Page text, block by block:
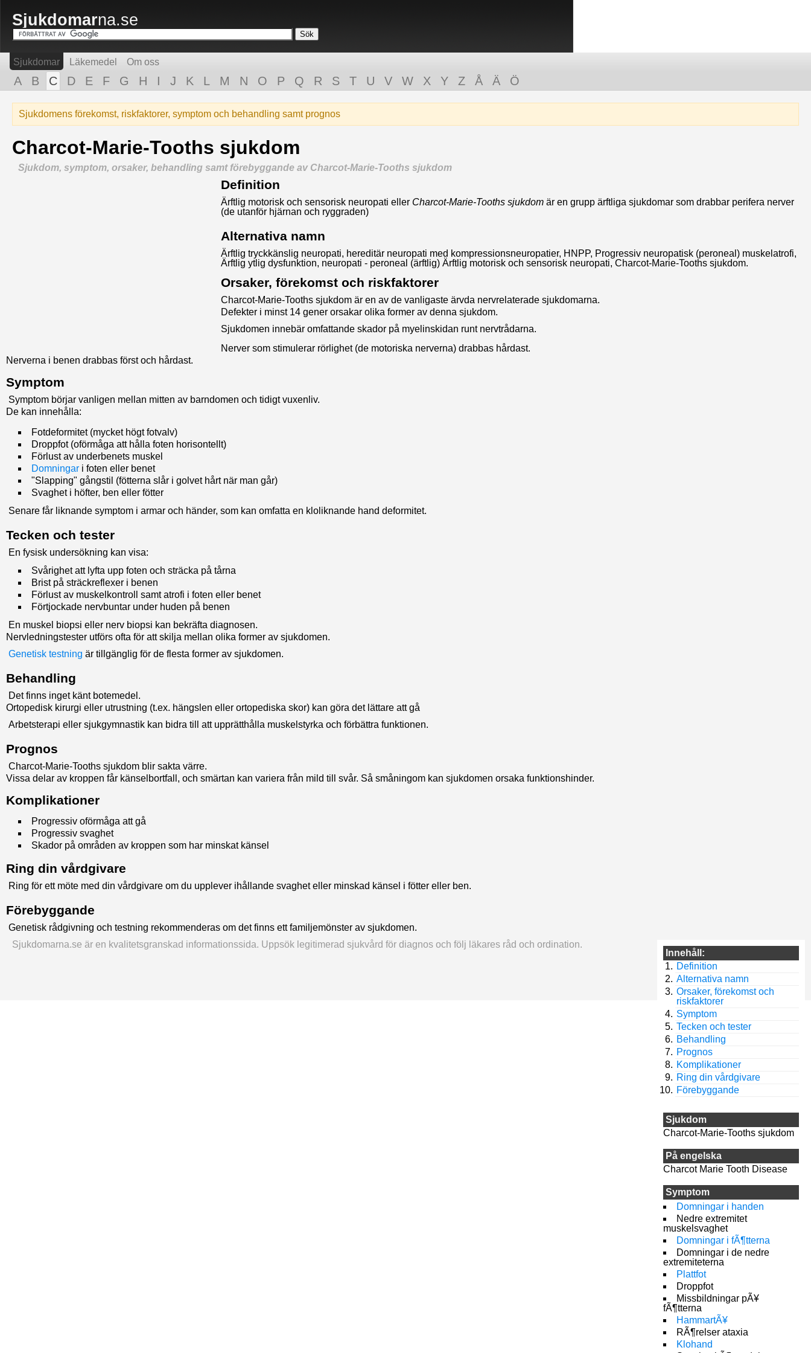
Sjukdomarna.se
Sjukdomar Läkemedel Om oss
A B C D E F G H I J K L M N O P Q R S T U V W X Y Z Å Ä Ö
Sjukdomens förekomst, riskfaktorer, symptom och behandling samt prognos
Charcot-Marie-Tooths sjukdom
Sjukdom, symptom, orsaker, behandling samt förebyggande av Charcot-Marie-Tooths sjukdom
Definition
Ärftlig motorisk och sensorisk neuropati eller Charcot-Marie-Tooths sjukdom är en grupp ärftliga sjukdomar som drabbar perifera nerver
(de utanför hjärnan och ryggraden)
Alternativa namn
Ärftlig tryckkänslig neuropati, hereditär neuropati med kompressionsneuropatier, HNPP, Progressiv neuropatisk (peroneal) muskelatrofi,
Ärftlig ytlig dysfunktion, neuropati - peroneal (ärftlig) Ärftlig motorisk och sensorisk neuropati, Charcot-Marie-Tooths sjukdom.
Orsaker, förekomst och riskfaktorer
Charcot-Marie-Tooths sjukdom är en av de vanligaste ärvda nervrelaterade sjukdomarna.
Defekter i minst 14 gener orsakar olika former av denna sjukdom.
Sjukdomen innebär omfattande skador på myelinskidan runt nervtrådarna.
Nerver som stimulerar rörlighet (de motoriska nerverna) drabbas hårdast.
Nerverna i benen drabbas först och hårdast.
Symptom
Symptom börjar vanligen mellan mitten av barndomen och tidigt vuxenliv.
De kan innehålla:
Fotdeformitet (mycket högt fotvalv)
Droppfot (oförmåga att hålla foten horisontellt)
Förlust av underbenets muskel
Domningar i foten eller benet
"Slapping" gångstil (fötterna slår i golvet hårt när man går)
Svaghet i höfter, ben eller fötter
Senare får liknande symptom i armar och händer, som kan omfatta en kloliknande hand deformitet.
Tecken och tester
En fysisk undersökning kan visa:
Svårighet att lyfta upp foten och sträcka på tårna
Brist på sträckreflexer i benen
Förlust av muskelkontroll samt atrofi i foten eller benet
Förtjockade nervbuntar under huden på benen
En muskel biopsi eller nerv biopsi kan bekräfta diagnosen.
Nervledningstester utförs ofta för att skilja mellan olika former av sjukdomen.
Genetisk testning är tillgänglig för de flesta former av sjukdomen.
Behandling
Det finns inget känt botemedel.
Ortopedisk kirurgi eller utrustning (t.ex. hängslen eller ortopediska skor) kan göra det lättare att gå
Arbetsterapi eller sjukgymnastik kan bidra till att upprätthålla muskelstyrka och förbättra funktionen.
Prognos
Charcot-Marie-Tooths sjukdom blir sakta värre.
Vissa delar av kroppen får känselbortfall, och smärtan kan variera från mild till svår. Så småningom kan sjukdomen orsaka funktionshinder.
Komplikationer
Progressiv oförmåga att gå
Progressiv svaghet
Skador på områden av kroppen som har minskat känsel
Ring din vårdgivare
Ring för ett möte med din vårdgivare om du upplever ihållande svaghet eller minskad känsel i fötter eller ben.
Förebyggande
Genetisk rådgivning och testning rekommenderas om det finns ett familjemönster av sjukdomen.
Innehåll:
Definition
Alternativa namn
Orsaker, förekomst och
riskfaktorer
Symptom
Tecken och tester
Behandling
Prognos
Komplikationer
Ring din vårdgivare
Förebyggande
Sjukdom
Charcot-Marie-Tooths sjukdom
På engelska
Charcot Marie Tooth Disease
Symptom
Domningar i handen
Nedre extremitet
muskelsvaghet
Domningar i fÃ¶tterna
Domningar i de nedre
extremiteterna
Plattfot
Droppfot
Missbildningar pÃ¥
fÃ¶tterna
HammartÃ¥
RÃ¶relser ataxia
Klohand
Sjukdomarna.se är en kvalitetsgranskad informationssida. Uppsök legitimerad sjukvård för diagnos och följ läkares råd och ordination.